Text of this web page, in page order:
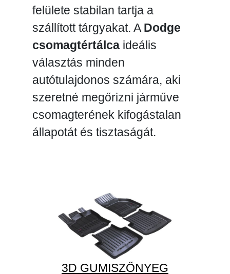
felülete stabilan tartja a
szállított tárgyakat. A Dodge
csomagtértálcaideális
választás minden
autótulajdonos számára, aki
szeretné megőrizni járműve
csomagterének kifogástalan
állapotát és tisztaságát.
3D GUMISZŐNYEG